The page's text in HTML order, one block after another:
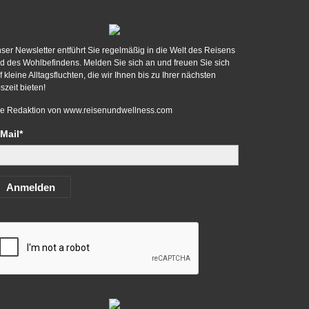
Newsletter entführt Sie regelmäßig in die Welt des Reisens
des Wohlbefindens. Melden Sie sich an und freuen Sie sich
kleine Alltagsfluchten, die wir Ihnen bis zu Ihrer nächsten
bieten!
Redaktion von www.reisenundwellness.com
Anmelden